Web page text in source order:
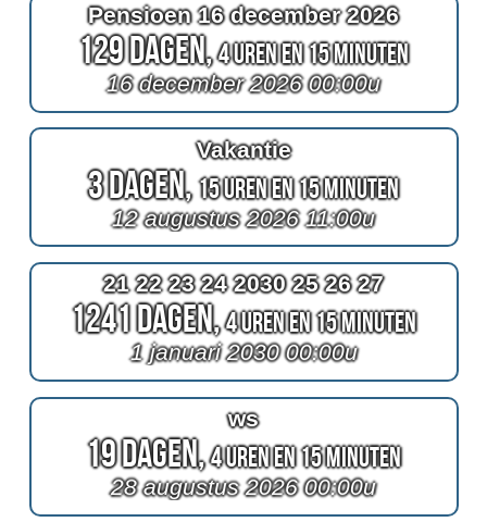
Pensioen 16 december 2026
129 Dagen,4 Uren en 15 Minuten
16 december 2026 00:00u
Vakantie
3 Dagen,15 Uren en 15 Minuten
12 augustus 2026 11:00u
21 22 23 24 2030 25 26 27
1241 Dagen,4 Uren en 15 Minuten
1 januari 2030 00:00u
ws
19 Dagen,4 Uren en 15 Minuten
28 augustus 2026 00:00u